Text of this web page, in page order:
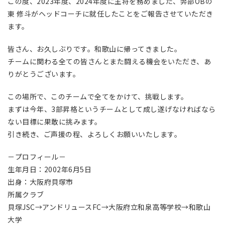
東 修斗がヘッドコーチに就任したことをご報告させていただき
ます。
皆さん、お久しぶりです。和歌山に帰ってきました。
チームに関わる全ての皆さんとまた闘える機会をいただき、あ
りがとうございます。
この場所で、このチームで全てをかけて、挑戦します。
まずは今年、3部昇格というチームとして成し遂げなければなら
ない目標に果敢に挑みます。
引き続き、ご声援の程、よろしくお願いいたします。
－プロフィール－
生年月日：2002年6月5日
出身：大阪府貝塚市
所属クラブ
貝塚JSC→アンドリュースFC→大阪府立和泉高等学校→和歌山
大学